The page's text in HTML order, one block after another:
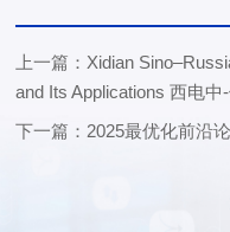
上一篇：Xidian
and Its Applications 西电
下一篇：2025最优化前沿